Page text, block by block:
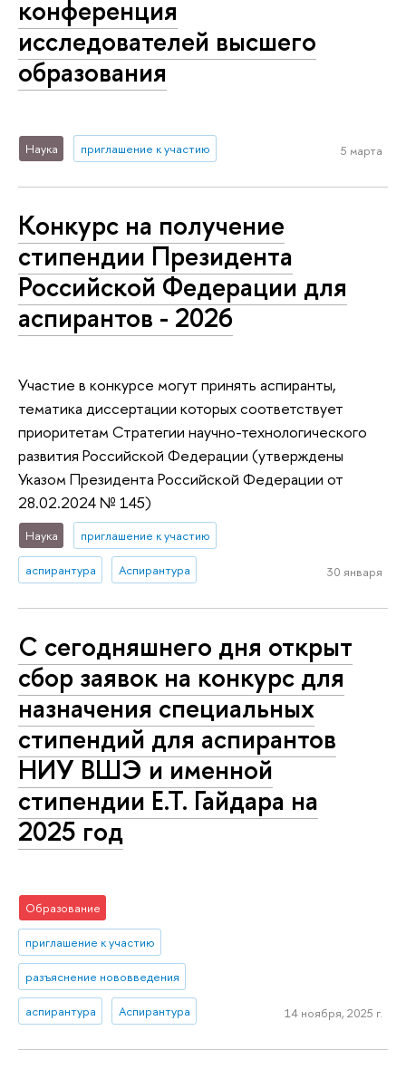
конференция
исследователей высшего
образования
Наука приглашение к участию 5 марта
Конкурс на получение
стипендии Президента
Российской Федерации для
аспирантов - 2026
Участие в конкурсе могут принять аспиранты,
тематика диссертации которых соответствует
приоритетам Стратегии научно-технологического
развития Российской Федерации (утверждены
Указом Президента Российской Федерации от
28.02.2024 № 145)
Наука приглашение к участию
аспирантура Аспирантура 30 января
С сегодняшнего дня открыт
сбор заявок на конкурс для
назначения специальных
стипендий для аспирантов
НИУ ВШЭ и именной
стипендии Е.Т. Гайдара на
2025 год
Образование
приглашение к участию
разъяснение нововведения
аспирантура Аспирантура 14 ноября, 2025 г.